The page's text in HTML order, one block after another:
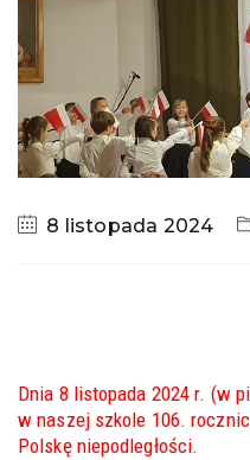
8 listopada 2024
Dnia 8 listopada 2024 r. (w
w naszej szkole 106.
Polskę niepodległości.